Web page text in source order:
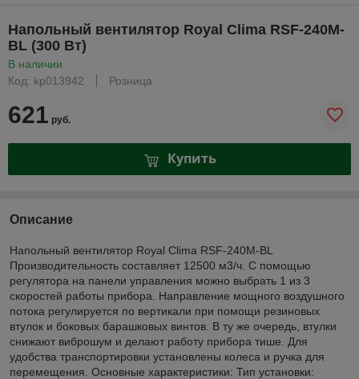
Напольный вентилятор Royal Clima RSF-240M-
BL (300 Вт)
В наличии
Код: kp013942
Розница
621 руб.
Купить
Описание
Напольный вентилятор Royal Clima RSF-240M-BL
Производительность составляет 12500 м3/ч. С помощью
регулятора на панели управления можно выбрать 1 из 3
скоростей работы прибора. Направление мощного воздушного
потока регулируется по вертикали при помощи резиновых
втулок и боковых барашковых винтов. В ту же очередь, втулки
снижают виброшум и делают работу прибора тише. Для
удобства транспортировки установлены колеса и ручка для
перемещения. Основные характеристики: Тип установки: